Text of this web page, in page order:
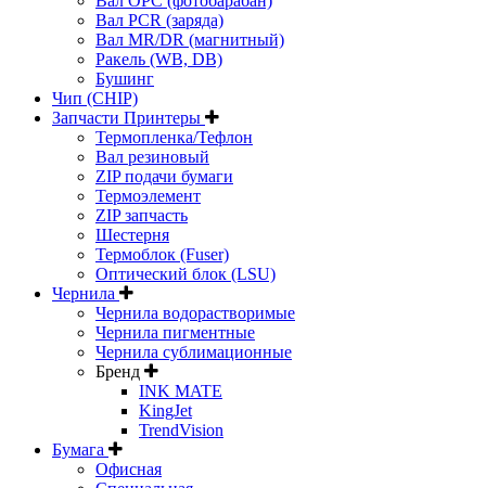
Вал PCR (заряда)
Вал MR/DR (магнитный)
Ракель (WB, DB)
Бушинг
Чип (CHIP)
Запчасти Принтеры
Термопленка/Тефлон
Вал резиновый
ZIP подачи бумаги
Термоэлемент
ZIP запчасть
Шестерня
Термоблок (Fuser)
Оптический блок (LSU)
Чернила
Чернила водорастворимые
Чернила пигментные
Чернила сублимационные
Бренд
INK MATE
KingJet
TrendVision
Бумага
Офисная